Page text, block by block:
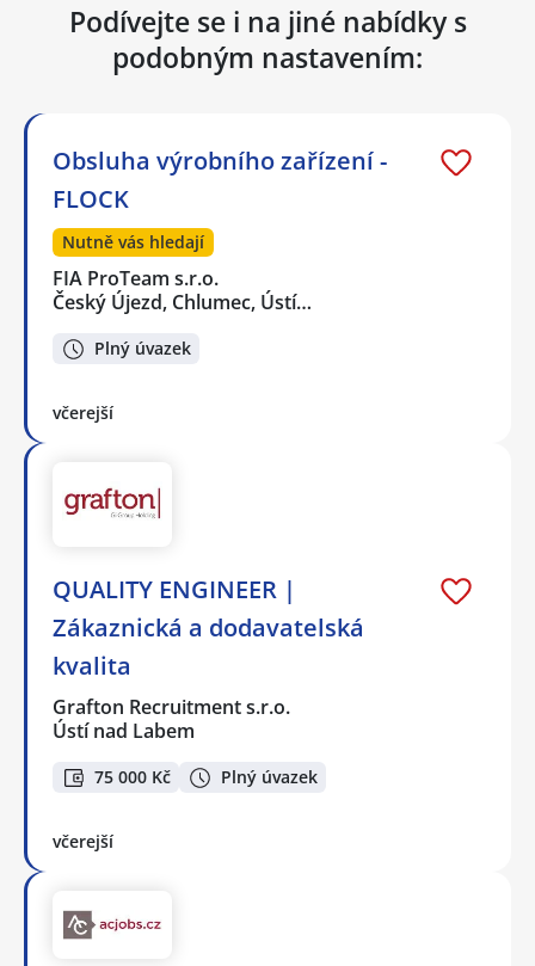
Podívejte se i na jiné nabídky s
podobným nastavením:
Obsluha výrobního zařízení -
FLOCK
Nutně vás hledají
FIA ProTeam s.r.o.
Český Újezd, Chlumec, Ústí…
Plný úvazek
včerejší
QUALITY ENGINEER |
Zákaznická a dodavatelská
kvalita
Grafton Recruitment s.r.o.
Ústí nad Labem
75 000 Kč Plný úvazek
včerejší